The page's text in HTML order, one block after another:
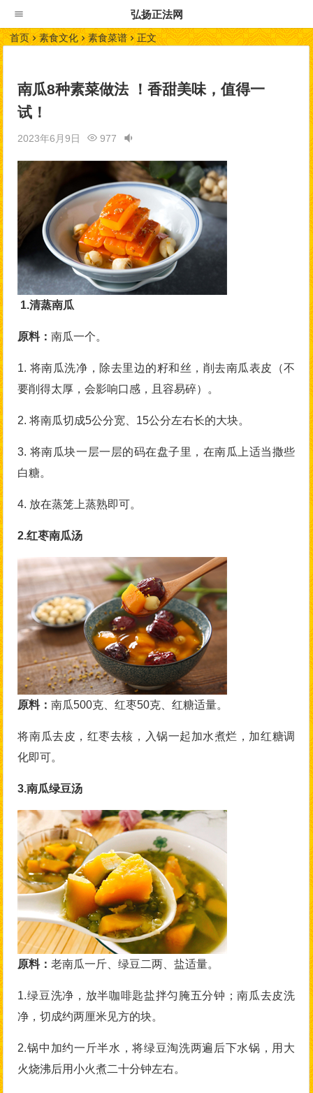
弘扬正法网
首页 素食文化 素食菜谱 正文
南瓜8种素菜做法 ！香甜美味，值得一
试！
2023年6月9日 977
1.清蒸南瓜
原料：南瓜一个。
1. 将南瓜洗净，除去里边的籽和丝，削去南瓜表皮（不
要削得太厚，会影响口感，且容易碎）。
2. 将南瓜切成5公分宽、15公分左右长的大块。
3. 将南瓜块一层一层的码在盘子里，在南瓜上适当撒些
白糖。
4. 放在蒸笼上蒸熟即可。
2.红枣南瓜汤
原料：南瓜500克、红枣50克、红糖适量。
将南瓜去皮，红枣去核，入锅一起加水煮烂，加红糖调
化即可。
3.南瓜绿豆汤
原料：老南瓜一斤、绿豆二两、盐适量。
1.绿豆洗净，放半咖啡匙盐拌匀腌五分钟；南瓜去皮洗
净，切成约两厘米见方的块。
2.锅中加约一斤半水，将绿豆淘洗两遍后下水锅，用大
火烧沸后用小火煮二十分钟左右。